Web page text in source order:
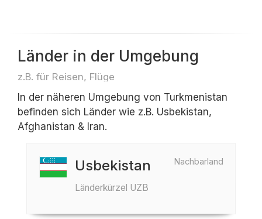
Länder in der Umgebung
z.B. für Reisen, Flüge
In der näheren Umgebung von Turkmenistan
befinden sich Länder wie z.B. Usbekistan,
Afghanistan & Iran.
Nachbarland
Usbekistan
Länderkürzel UZB